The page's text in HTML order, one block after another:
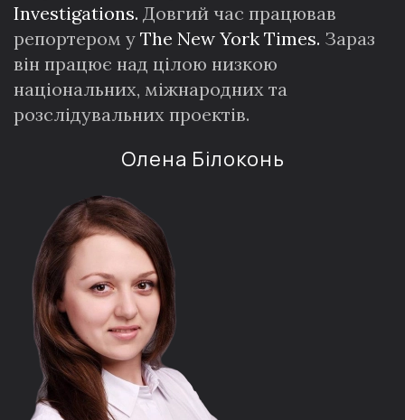
Investigations. Довгий час працював
репортером у The New York Times. Зараз
він працює над цілою низкою
національних, міжнародних та
розслідувальних проектів.
Олена Білоконь